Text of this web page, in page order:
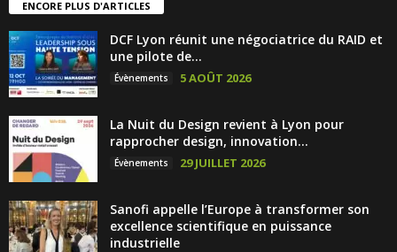
ENCORE PLUS D'ARTICLES
DCF Lyon réunit une négociatrice du RAID et
une pilote de...
Évènements 5 AOÛT 2026
La Nuit du Design revient à Lyon pour
rapprocher design, innovation...
Évènements 29 JUILLET 2026
Sanofi appelle l’Europe à transformer son
excellence scientifique en puissance
industrielle